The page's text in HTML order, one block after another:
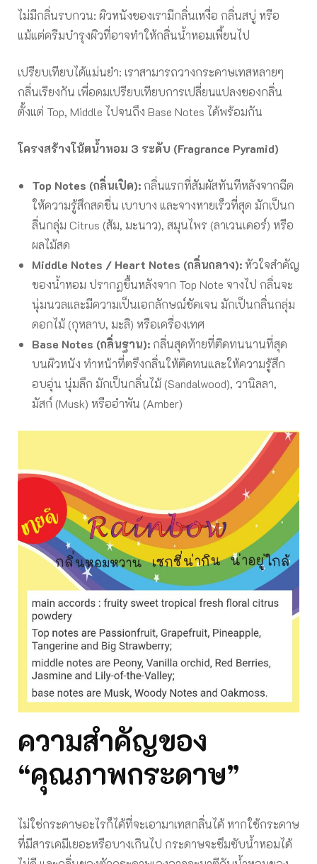
ไม่มีกลิ่นรบกวน: ผิวหนังของเรามีกลิ่นเหงื่อ กลิ่นสบู่ หรือ
แม้แต่ครีมบำรุงผิวที่อาจทำให้กลิ่นน้ำหอมเพี้ยนไป
เปรียบเทียบได้แม่นยำ: เราสามารถวางกระดาษเทสหลายๆ
กลิ่นเรียงกัน เพื่อดมเปรียบเทียบการเปลี่ยนแปลงของกลิ่น
ตั้งแต่ Top, Middle ไปจนถึง Base Notes ได้พร้อมกัน
โครงสร้างโน้ตน้ำหอม 3 ระดับ (Fragrance Pyramid)
Top Notes (กลิ่นเปิด): กลิ่นแรกที่สัมผัสทันทีหลังจากฉีด
ให้ความรู้สึกสดชื่น เบาบาง และจางหายเร็วที่สุด มักเป็นก
ลิ่นกลุ่ม Citrus (ส้ม, มะนาว), สมุนไพร (ลาเวนเดอร์) หรือ
ผลไม้สด
Middle Notes / Heart Notes (กลิ่นกลาง): หัวใจสำคัญ
ของน้ำหอม ปรากฏขึ้นหลังจาก Top Note จางไป กลิ่นจะ
นุ่มนวลและมีความเป็นเอกลักษณ์ชัดเจน มักเป็นกลิ่นกลุ่ม
ดอกไม้ (กุหลาบ, มะลิ) หรือเครื่องเทศ
Base Notes (กลิ่นฐาน): กลิ่นสุดท้ายที่ติดทนนานที่สุด
บนผิวหนัง ทำหน้าที่ตรึงกลิ่นให้ติดทนและให้ความรู้สึก
อบอุ่น นุ่มลึก มักเป็นกลิ่นไม้ (Sandalwood), วานิลลา,
มัสก์ (Musk) หรืออำพัน (Amber)
ความสำคัญของ
“คุณภาพกระดาษ”
ไม่ใช่กระดาษอะไรก็ได้ที่จะเอามาเทสกลิ่นได้ หากใช้กระดาษ
ที่มีสารเคมีเยอะหรือบางเกินไป กระดาษจะซึมซับน้ำหอมได้